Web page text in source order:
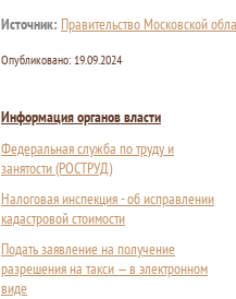
Источник: Правительство Московской
Опубликовано: 19.09.2024
Информация органов власти
Федеральная служба по труду и
занятости (РОСТРУД)
Налоговая инспекция - об исправлении
кадастровой стоимости
Подать заявление на получение
разрешения на такси — в электронном
виде